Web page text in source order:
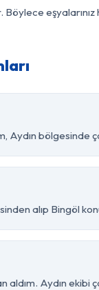
Aydın bölgesinde
alıp Bingöl
aldım. Aydın